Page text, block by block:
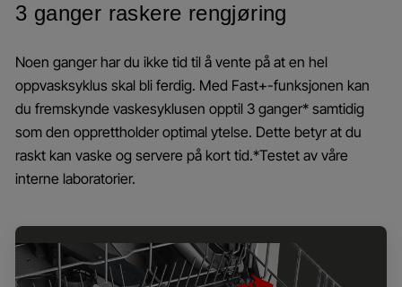
3 ganger raskere rengjøring
Noen ganger har du ikke tid til å vente på at en hel
oppvasksyklus skal bli ferdig. Med Fast+-funksjonen kan
du fremskynde vaskesyklusen opptil 3 ganger* samtidig
som den opprettholder optimal ytelse. Dette betyr at du
raskt kan vaske og servere på kort tid.*Testet av våre
interne laboratorier.